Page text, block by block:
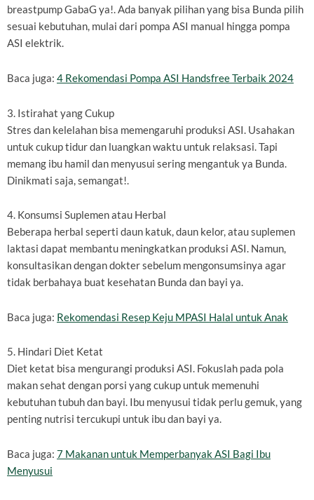
breastpump GabaG ya!. Ada banyak pilihan yang bisa Bunda pilih
sesuai kebutuhan, mulai dari pompa ASI manual hingga pompa
ASI elektrik.
Baca juga: 4 Rekomendasi Pompa ASI Handsfree Terbaik 2024
3. Istirahat yang Cukup
Stres dan kelelahan bisa memengaruhi produksi ASI. Usahakan
untuk cukup tidur dan luangkan waktu untuk relaksasi. Tapi
memang ibu hamil dan menyusui sering mengantuk ya Bunda.
Dinikmati saja, semangat!.
4. Konsumsi Suplemen atau Herbal
Beberapa herbal seperti daun katuk, daun kelor, atau suplemen
laktasi dapat membantu meningkatkan produksi ASI. Namun,
konsultasikan dengan dokter sebelum mengonsumsinya agar
tidak berbahaya buat kesehatan Bunda dan bayi ya.
Baca juga: Rekomendasi Resep Keju MPASI Halal untuk Anak
5. Hindari Diet Ketat
Diet ketat bisa mengurangi produksi ASI. Fokuslah pada pola
makan sehat dengan porsi yang cukup untuk memenuhi
kebutuhan tubuh dan bayi. Ibu menyusui tidak perlu gemuk, yang
penting nutrisi tercukupi untuk ibu dan bayi ya.
Baca juga: 7 Makanan untuk Memperbanyak ASI Bagi Ibu
Menyusui